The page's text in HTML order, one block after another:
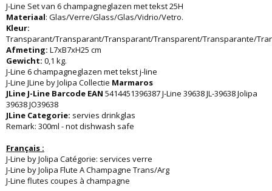
J-Line Set van 6 champagneglazen met tekst 25H
Materiaal: Glas/Verre/Glass/Glas/Vidrio/Vetro.
Kleur:
Transparant/Transparant/Transparant/Transparent/Transparante/
Afmeting: L7xB7xH25 cm
Gewicht: 0,1 kg.
J-Line 6 champagneglazen met tekst j-line
J-Line JLine by Jolipa Collectie Marmaros
JLine J-Line Barcode EAN 5414451396387 J-Line 39638 JL-39638 Jolipa
39638 JO39638
JLine Categorie: servies drinkglas
Remark: 300ml - not dishwash safe
Français :
J-Line by Jolipa Catégorie: services verre
J-Line by Jolipa Flute A Champagne Trans/Arg
J-Line flutes coupes à champagne